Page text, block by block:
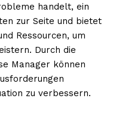
handelt, ein
zur Seite und bietet
Ressourcen, um
Durch die
Manager können
zu verbessern.